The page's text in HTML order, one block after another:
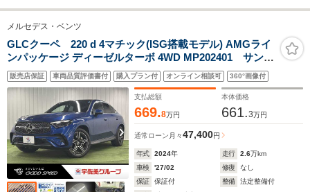
メルセデス・ベンツ
GLCクーペ 220 d 4マチック(ISG搭載モデル) AMGライ
ンパッケージ ディーゼルターボ 4WD MP202401 サンル
ーフ/AppleCarplay/ブルメスターサウンド/全周囲カメラ/
アダプティブクルーズコントロール/ブラインドスポット
モニター/シートヒーター/ヘッドアップディスプレイ/パド
ルシフト/メモリーシート/クリアランスソ
販売店保証 車両品質評価書付 購入プラン付 オンライン相談可 360°画像付
支払総額
669.8万円
本体価格
661.3万円
通常ローン 月々47,400円
年式 2024年 走行 2.6万km
車検
'27/02 修復
なし
保証
保証付 整備
法定整備付